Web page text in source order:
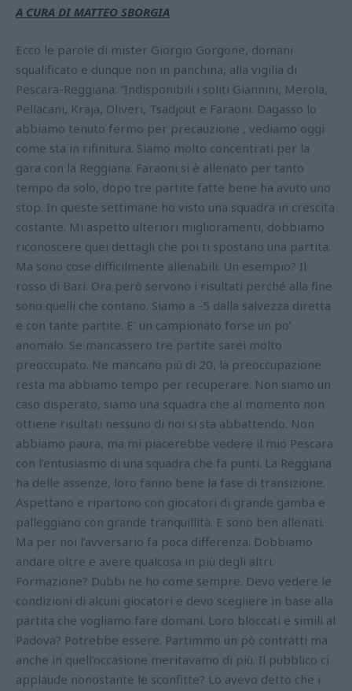
A CURA DI MATTEO SBORGIA
Ecco le parole di mister Giorgio Gorgone, domani
squalificato e dunque non in panchina, alla vigilia di
Pescara-Reggiana: “Indisponibili i soliti Giannini, Merola,
Pellacani, Kraja, Oliveri, Tsadjout e Faraoni. Dagasso lo
abbiamo tenuto fermo per precauzione , vediamo oggi
come sta in rifinitura. Siamo molto concentrati per la
gara con la Reggiana. Faraoni si è allenato per tanto
tempo da solo, dopo tre partite fatte bene ha avuto uno
stop. In queste settimane ho visto una squadra in crescita
costante. Mi aspetto ulteriori miglioramenti, dobbiamo
riconoscere quei dettagli che poi ti spostano una partita.
Ma sono cose difficilmente allenabili. Un esempio? Il
rosso di Bari. Ora però servono i risultati perché alla fine
sono quelli che contano. Siamo a -5 dalla salvezza diretta
e con tante partite. E’ un campionato forse un po’
anomalo. Se mancassero tre partite sarei molto
preoccupato. Ne mancano più di 20, la preoccupazione
resta ma abbiamo tempo per recuperare. Non siamo un
caso disperato, siamo una squadra che al momento non
ottiene risultati nessuno di noi si sta abbattendo. Non
abbiamo paura, ma mi piacerebbe vedere il mio Pescara
con l’entusiasmo di una squadra che fa punti. La Reggiana
ha delle assenze, loro fanno bene la fase di transizione.
Aspettano e ripartono con giocatori di grande gamba e
palleggiano con grande tranquillità. E sono ben allenati.
Ma per noi l’avversario fa poca differenza. Dobbiamo
andare oltre e avere qualcosa in più degli altri.
Formazione? Dubbi ne ho come sempre. Devo vedere le
condizioni di alcuni giocatori e devo scegliere in base alla
partita che vogliamo fare domani. Loro bloccati e simili al
Padova? Potrebbe essere. Partimmo un pò contratti ma
anche in quell’occasione meritavamo di più. Il pubblico ci
applaude nonostante le sconfitte? Lo avevo detto che i